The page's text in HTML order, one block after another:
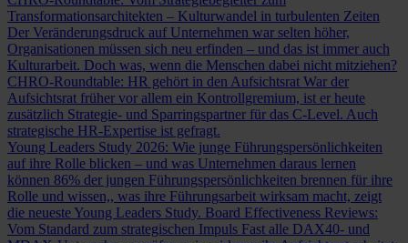
Transformationsarchitekten – Kulturwandel in turbulenten Zeiten
Der Veränderungsdruck auf Unternehmen war selten höher,
Organisationen müssen sich neu erfinden – und das ist immer auch
Kulturarbeit. Doch was, wenn die Menschen dabei nicht mitziehen?
CHRO-Roundtable: HR gehört in den Aufsichtsrat War der
Aufsichtsrat früher vor allem ein Kontrollgremium, ist er heute
zusätzlich Strategie- und Sparringspartner für das C-Level. Auch
strategische HR-Expertise ist gefragt.
Young Leaders Study 2026: Wie junge Führungspersönlichkeiten
auf ihre Rolle blicken – und was Unternehmen daraus lernen
können 86% der jungen Führungspersönlichkeiten brennen für ihre
Rolle und wissen,, was ihre Führungsarbeit wirksam macht, zeigt
die neueste Young Leaders Study. Board Effectiveness Reviews:
Vom Standard zum strategischen Impuls Fast alle DAX40- und